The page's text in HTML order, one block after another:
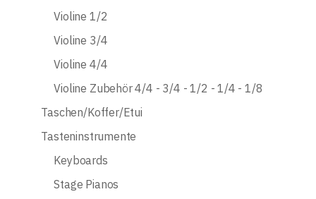
Violine 1/2
Violine 3/4
Violine 4/4
Violine Zubehör 4/4 - 3/4 - 1/2 - 1/4 - 1/8
Taschen/Koffer/Etui
Tasteninstrumente
Keyboards
Stage Pianos